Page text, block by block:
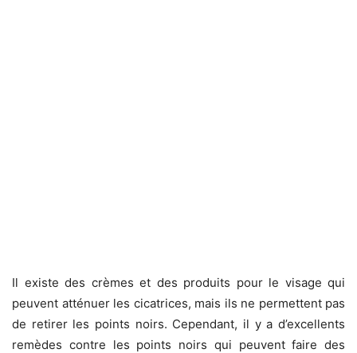
Il existe des crèmes et des produits pour le visage qui
peuvent atténuer les cicatrices, mais ils ne permettent pas
de retirer les points noirs. Cependant, il y a d’excellents
remèdes contre les points noirs qui peuvent faire des